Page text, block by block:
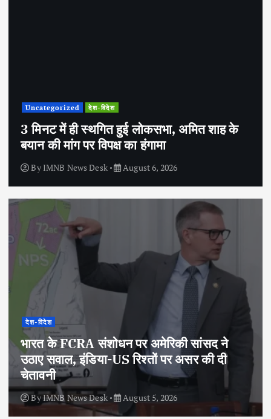
Uncategorized देश-विदेश
3 मिनट में ही स्थगित हुई लोकसभा, अमित शाह के
बयान की मांग पर विपक्ष का हंगामा
By IMNB News Desk August 6, 2026
देश-विदेश
भारत के FCRA संशोधन पर अमेरिकी सांसद ने
उठाए सवाल, इंडिया-US रिश्तों पर असर की दी
चेतावनी
ByIMNB News Desk August 5, 2026